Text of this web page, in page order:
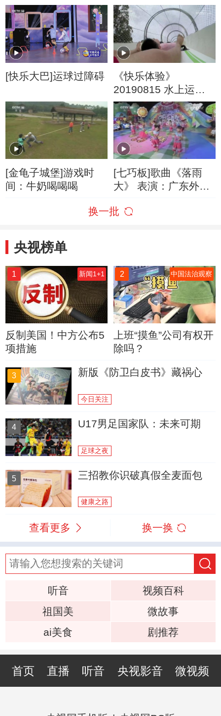
[快乐大巴]运球过障碍
《快乐体验》
20190815 水上运动
会
[金龟子城堡]游戏时
间：牛奶喝喝喝
[七巧板]歌曲《落雨
大》 表演：广东外语
换一批
央视榜单
1 新闻1+1
反制美国！中方公布5
项措施
2 中国法治观察
上班“摸鱼”公司有权开
除吗？
3 新版《防卫白皮书》藏祸心
今日关注
4 U17男足国家队：未来可期
足球之夜
5 三招教你识破真假全麦面包
健康之路
查看更多 换一换
听音
视频百科
祖国美
微故事
ai美食
剧推荐
首页 直播 听音 央视影音 微视频